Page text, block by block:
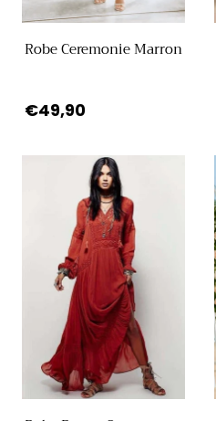
Robe Ceremonie Marron
Prix
€49,90